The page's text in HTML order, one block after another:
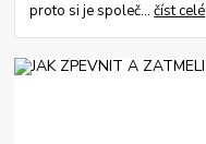
proto si je společ...číst celé